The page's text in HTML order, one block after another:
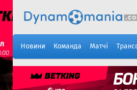
Новини Команда Матчі